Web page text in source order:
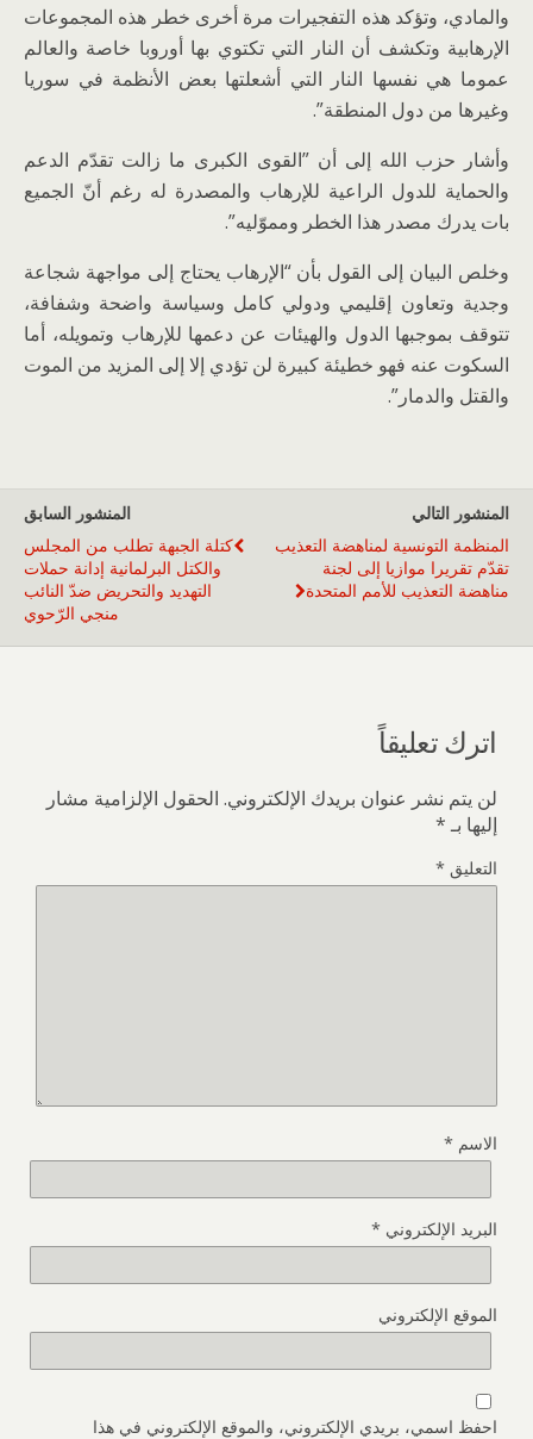
والمادي، وتؤكد هذه التفجيرات مرة أخرى خطر هذه المجموعات
الإرهابية وتكشف أن النار التي تكتوي بها أوروبا خاصة والعالم
عموما هي نفسها النار التي أشعلتها بعض الأنظمة في سوريا
وغيرها من دول المنطقة”.
وأشار حزب الله إلى أن ”القوى الكبرى ما زالت تقدّم الدعم
والحماية للدول الراعية للإرهاب والمصدرة له رغم أنّ الجميع
بات يدرك مصدر هذا الخطر ومموّليه”.
وخلص البيان إلى القول بأن “الإرهاب يحتاج إلى مواجهة شجاعة
وجدية وتعاون إقليمي ودولي كامل وسياسة واضحة وشفافة،
تتوقف بموجبها الدول والهيئات عن دعمها للإرهاب وتمويله، أما
السكوت عنه فهو خطيئة كبيرة لن تؤدي إلا إلى المزيد من الموت
والقتل والدمار”.
المنشور السابق
كتلة الجبهة تطلب من المجلس
والكتل البرلمانية إدانة حملات
التهديد والتحريض ضدّ النائب
منجي الرّحوي
المنشور التالي
المنظمة التونسية لمناهضة التعذيب
تقدّم تقريرا موازيا إلى لجنة
مناهضة التعذيب للأمم المتحدة
اترك تعليقاً
لن يتم نشر عنوان بريدك الإلكتروني. الحقول الإلزامية مشار
إليها بـ*
التعليق *
الاسم *
البريد الإلكتروني *
الموقع الإلكتروني
احفظ اسمي، بريدي الإلكتروني، والموقع الإلكتروني في هذا